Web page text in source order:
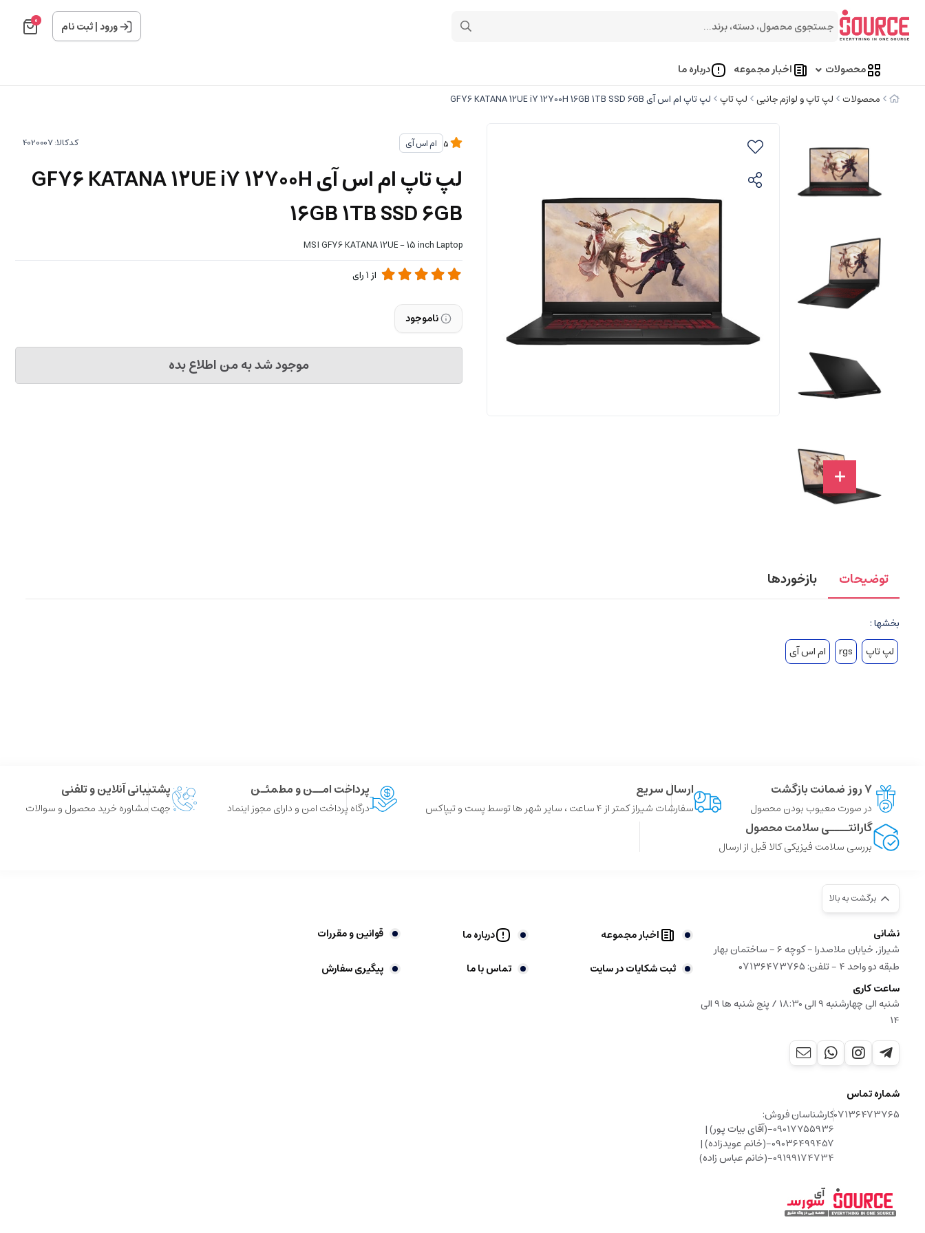
ورود|ثبت نام 0
محصولات اخبار مجموعه درباره ما
محصولات لپ تاپ و لوازم جانبی لپ تاپ لپ تاپ ام اس آی GF76 KATANA 12UE i7 12700H 16GB 1TB SSD 6GB
ام اس آی کدکالا:
لپ تاپ ام اس آی GF76 KATANA 12UE i7 12700H
16GB 1TB SSD 6GB
MSI GF76 KATANA 12UE - 15 inch Laptop
از1رای
ناموجود
موجود شد به من اطلاع بده
توضیحات بازخوردها
بخشها :
لپ تاپ
rgs ام اس آی
۷ روز ضمانت بازگشت
در صورت معیوب بودن محصول
ارسال سریع
سفارشات شیراز کمتر از 4 ساعت ، سایر شهر ها توسط پست و تیپاکس
پرداخت امــن و مطمئـن
درگاه پرداخت امن و دارای مجوز اینماد
پشتیبانی آنلاین و تلفنی
جهت مشاوره خرید محصول و سوالات
گارانتــــی سلامت محصول
بررسی سلامت فیزیکی کالا قبل از ارسال
برگشت به بالا
نشانی
شیراز, خیابان ملاصدرا - کوچه 6 - ساختمان بهار
طبقه دو واحد 4 - تلفن: ۰۷۱۳۶۴۷۳۷۶۵
ساعت کاری
شنبه الی چهارشنبه 9 الی 18:30 / پنج شنبه ها 9 الی
14
شماره تماس
07136473765کارشناسان فروش:
09017755936-(آقای بیات پور) |
09036499457-(خانم عویدزاده) |
09199174734-(خانم عباس زاده)
اخبار مجموعه درباره ما قوانین و مقررات
ثبت شکایات در سایت تماس با ما پیگیری سفارش